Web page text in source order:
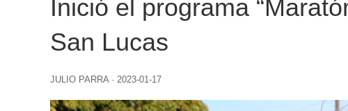
Inició el programa
San Lucas
JULIO PARRA · 2023-01-17